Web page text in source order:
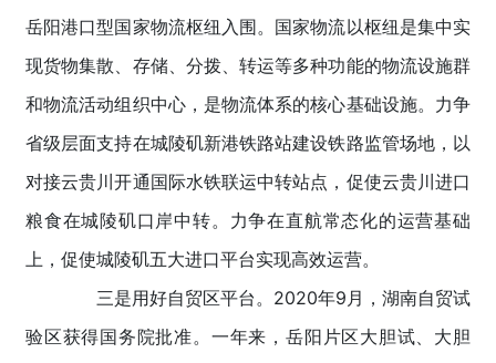
岳阳港口型国家物流枢纽入围。国家物流以枢纽是集中实
现货物集散、存储、分拨、转运等多种功能的物流设施群
和物流活动组织中心，是物流体系的核心基础设施。力争
省级层面支持在城陵矶新港铁路站建设铁路监管场地，以
对接云贵川开通国际水铁联运中转站点，促使云贵川进口
粮食在城陵矶口岸中转。力争在直航常态化的运营基础
上，促使城陵矶五大进口平台实现高效运营。
三是用好自贸区平台。2020年9月，湖南自贸试
验区获得国务院批准。一年来，岳阳片区大胆试、大胆